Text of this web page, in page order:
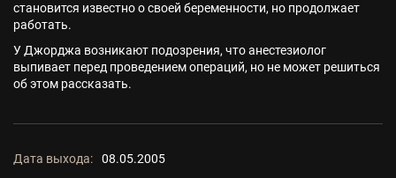
становится известно о своей беременности, но продолжает
работать.
У Джорджа возникают подозрения, что анестезиолог
выпивает перед проведением операций, но не может решиться
об этом рассказать.
Дата выхода:
08.05.2005